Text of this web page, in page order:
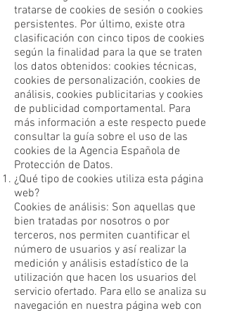
tratarse de cookies de sesión o cookies
persistentes. Por último, existe otra
clasificación con cinco tipos de cookies
según la finalidad para la que se traten
los datos obtenidos: cookies técnicas,
cookies de personalización, cookies de
análisis, cookies publicitarias y cookies
de publicidad comportamental. Para
más información a este respecto puede
consultar la guía sobre el uso de las
cookies de la Agencia Española de
Protección de Datos.
¿Qué tipo de cookies utiliza esta página
web?
Cookies de análisis: Son aquellas que
bien tratadas por nosotros o por
terceros, nos permiten cuantificar el
número de usuarios y así realizar la
medición y análisis estadístico de la
utilización que hacen los usuarios del
servicio ofertado. Para ello se analiza su
navegación en nuestra página web con